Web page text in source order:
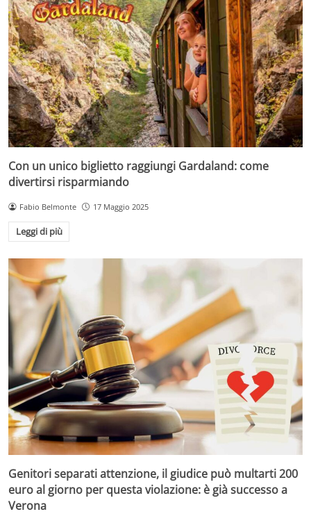
Con un unico biglietto raggiungi Gardaland: come
divertirsi risparmiando
Fabio Belmonte 17 Maggio 2025
Leggi di più
Genitori separati attenzione, il giudice può multarti 200
euro al giorno per questa violazione: è già successo a
Verona